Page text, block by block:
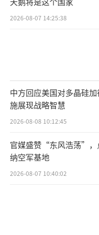
口，市场反应积极
中美有可能缓和，
当然，不能指
端科技竞争、产业
期内不会有根本性
域保持沟通和合作
全球经济和产业链
免，但合作才是大势
2026-08-07 14:25:38
中方回应美国对多晶硅
施展现战略智慧
2026-08-08 10:12:45
官媒盛赞“东风浩荡”，
纳空军基地
2026-08-07 10:40:02